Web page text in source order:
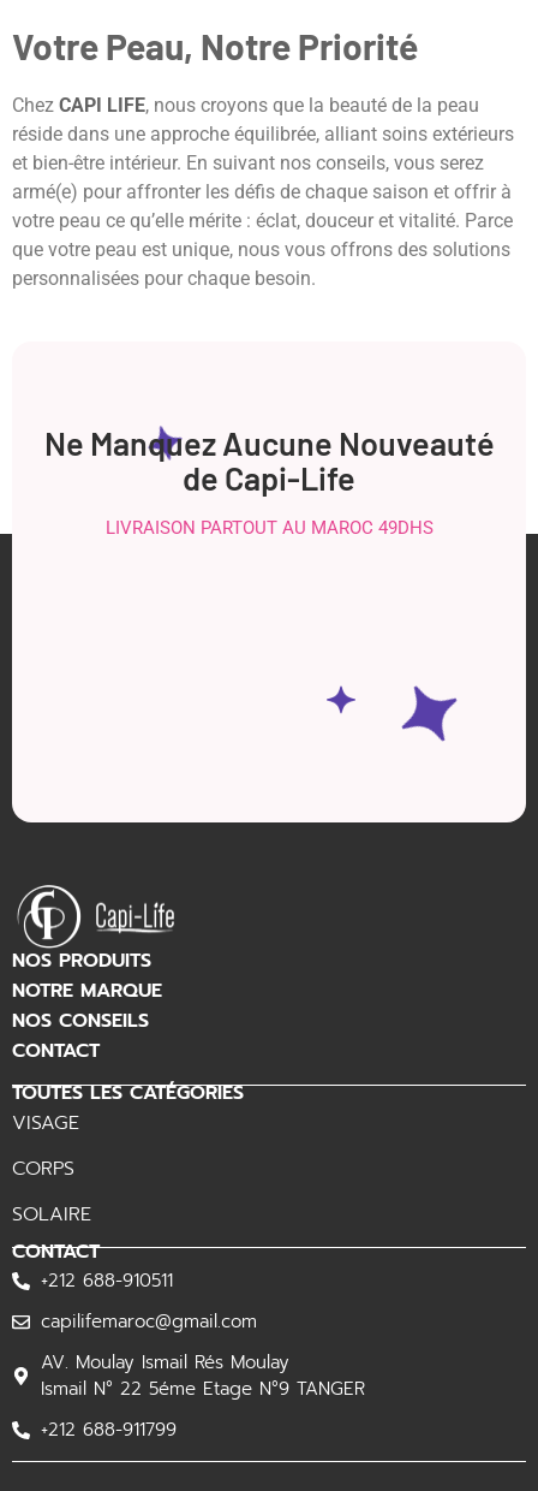
Votre Peau, Notre Priorité
Chez CAPI LIFE, nous croyons que la beauté de la peau
réside dans une approche équilibrée, alliant soins extérieurs
et bien-être intérieur. En suivant nos conseils, vous serez
armé(e) pour affronter les défis de chaque saison et offrir à
votre peau ce qu’elle mérite : éclat, douceur et vitalité. Parce
que votre peau est unique, nous vous offrons des solutions
personnalisées pour chaque besoin.
Ne Manquez Aucune Nouveauté
de Capi-Life
LIVRAISON PARTOUT AU MAROC 49DHS
NOS PRODUITS
NOTRE MARQUE
NOS CONSEILS
CONTACT
TOUTES LES CATÉGORIES
VISAGE
CORPS
SOLAIRE
CONTACT
+212 688-910511
capilifemaroc@gmail.com
AV. Moulay Ismail Rés Moulay
Ismail N° 22 5éme Etage N°9 TANGER
+212 688-911799